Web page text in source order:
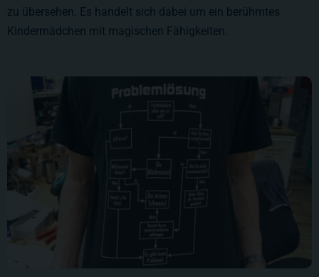
zu übersehen. Es handelt sich dabei um ein berühmtes
Kindermädchen mit magischen Fähigkeiten.